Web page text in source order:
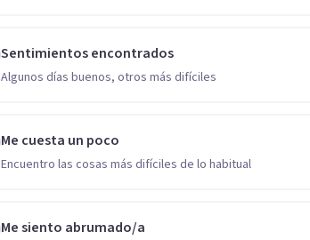
Sentimientos encontrados
Algunos días buenos, otros más difíciles
Me cuesta un poco
Encuentro las cosas más difíciles de lo habitual
Me siento abrumado/a